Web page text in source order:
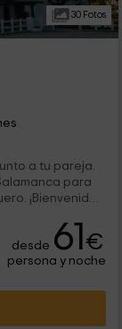
30 Fotos
a tu pareja.
para
¡Bienvenido
flechazo y
su enorme
un nuevo
desde 61€
persona y noche